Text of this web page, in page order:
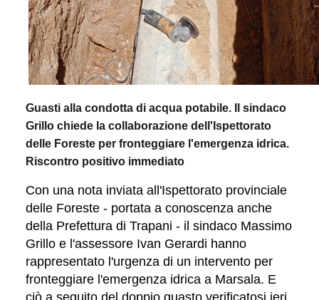
Guasti alla condotta di acqua potabile. Il sindaco
Grillo chiede la collaborazione dell'Ispettorato
delle Foreste per fronteggiare l'emergenza idrica.
Riscontro positivo immediato
Con una nota inviata all'Ispettorato provinciale
delle Foreste - portata a conoscenza anche
della Prefettura di Trapani - il sindaco Massimo
Grillo e l'assessore Ivan Gerardi hanno
rappresentato l'urgenza di un intervento per
fronteggiare l'emergenza idrica a Marsala. E
ciò a seguito del doppio guasto verificatosi ieri